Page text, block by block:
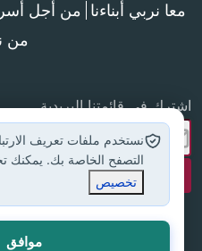
معا نربي أبناءنا من أجل
من
اشترك في قائمتنا البريدية
جميع الحقوق محفوظة لموقع
نستخدم ملفات تعريف
التصفح الخاصة بك. يمكنك
تخصيص
موافق